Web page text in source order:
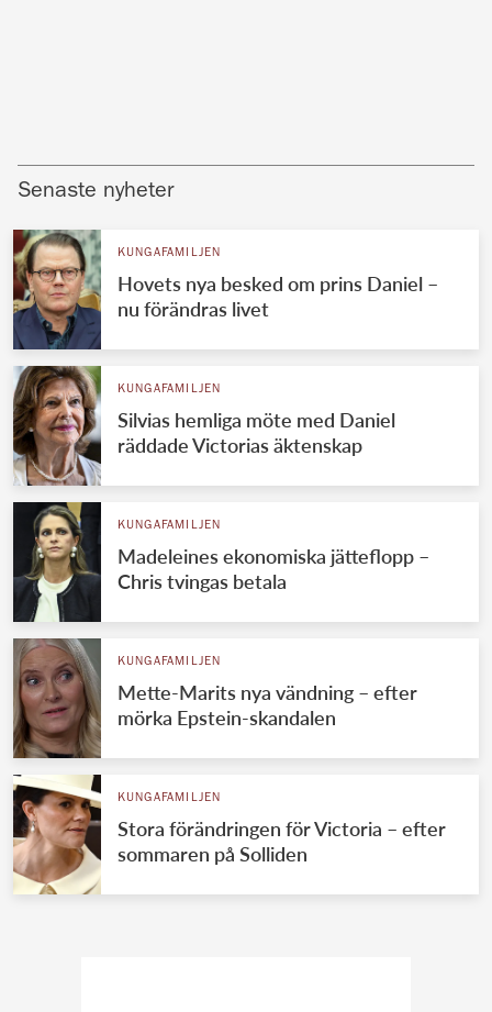
Senaste nyheter
KUNGAFAMILJEN
Hovets nya besked om prins Daniel –
nu förändras livet
KUNGAFAMILJEN
Silvias hemliga möte med Daniel
räddade Victorias äktenskap
KUNGAFAMILJEN
Madeleines ekonomiska jätteflopp –
Chris tvingas betala
KUNGAFAMILJEN
Mette-Marits nya vändning – efter
mörka Epstein-skandalen
KUNGAFAMILJEN
Stora förändringen för Victoria – efter
sommaren på Solliden